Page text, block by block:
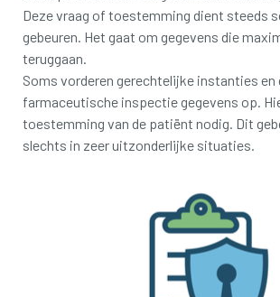
Deze vraag of toestemming dient steeds
gebeuren. Het gaat om gegevens die
teruggaan.
Soms vorderen gerechtelijke instanties en
farmaceutische inspectie gegevens op.
toestemming van de patiënt nodig. Dit
slechts in zeer uitzonderlijke situaties.